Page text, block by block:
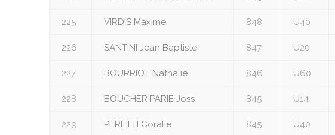
225 VIRDIS Maxime 848 U40
226 SANTINI Jean Baptiste 847 U20
227 BOURRIOT Nathalie 846 U60
228 BOUCHER PARIE Joss 845 U14
229 PERETTI Coralie 845 U40